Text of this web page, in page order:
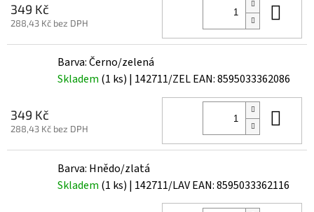
349 Kč
288,43 Kč bez DPH
Barva: Černo/zelená
Skladem (1 ks) | 142711/ZELEAN:8595033362086
349 Kč
288,43 Kč bez DPH
Barva: Hnědo/zlatá
Skladem (1 ks) | 142711/LAVEAN:8595033362116